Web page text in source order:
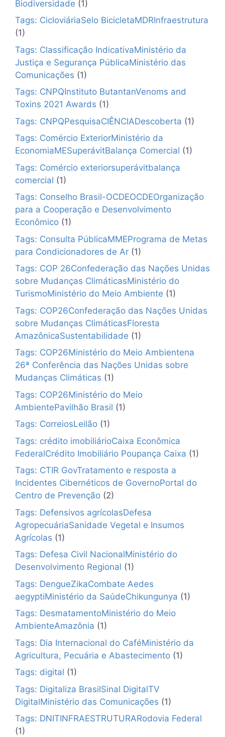
Biodiversidade (1)
Tags: CicloviáriaSelo BicicletaMDRInfraestrutura
(1)
Tags: Classificação IndicativaMinistério da
Justiça e Segurança PúblicaMinistério das
Comunicações (1)
Tags: CNPQInstituto ButantanVenoms and
Toxins 2021 Awards (1)
Tags: CNPQPesquisaCIÊNCIADescoberta (1)
Tags: Comércio ExteriorMinistério da
EconomiaMESuperávitBalança Comercial (1)
Tags: Comércio exteriorsuperávitbalança
comercial (1)
Tags: Conselho Brasil-OCDEOCDEOrganização
para a Cooperação e Desenvolvimento
Econômico (1)
Tags: Consulta PúblicaMMEPrograma de Metas
para Condicionadores de Ar (1)
Tags: COP 26Confederação das Nações Unidas
sobre Mudanças ClimáticasMinistério do
TurismoMinistério do Meio Ambiente (1)
Tags: COP26Confederação das Nações Unidas
sobre Mudanças ClimáticasFloresta
AmazônicaSustentabilidade (1)
Tags: COP26Ministério do Meio Ambientena
26ª Conferência das Nações Unidas sobre
Mudanças Climáticas (1)
Tags: COP26Ministério do Meio
AmbientePavilhão Brasil (1)
Tags: CorreiosLeilão (1)
Tags: crédito imobiliárioCaixa Econômica
FederalCrédito Imobiliário Poupança Caixa (1)
Tags: CTIR GovTratamento e resposta a
Incidentes Cibernéticos de GovernoPortal do
Centro de Prevenção (2)
Tags: Defensivos agrícolasDefesa
AgropecuáriaSanidade Vegetal e Insumos
Agrícolas (1)
Tags: Defesa Civil NacionalMinistério do
Desenvolvimento Regional (1)
Tags: DengueZikaCombate Aedes
aegyptiMinistério da SaúdeChikungunya (1)
Tags: DesmatamentoMinistério do Meio
AmbienteAmazônia (1)
Tags: Dia Internacional do CaféMinistério da
Agricultura, Pecuária e Abastecimento (1)
Tags: digital (1)
Tags: Digitaliza BrasilSinal DigitalTV
DigitalMinistério das Comunicações (1)
Tags: DNITINFRAESTRUTURARodovia Federal
(1)